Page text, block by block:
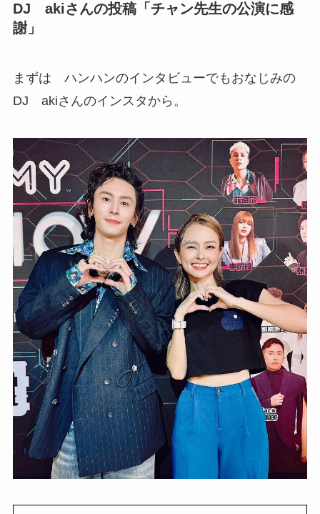
DJ akiさんの投稿「チャン先生の公演に感
謝」
まずは ハンハンのインタビューでもおなじみの
DJ akiさんのインスタから。